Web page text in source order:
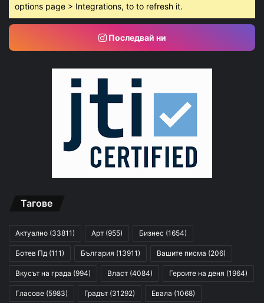
options page > Integrations, to to refresh it.
Последвай ни
Тагове
Актуално (33811) Арт (955) Бизнес (1654)
Ботев Пд (111) България (13911) Вашите писма (206)
Вкусът на града (994) Власт (4084) Героите на деня (1964)
Гласове (5983) Градът (31292) Евала (1068)